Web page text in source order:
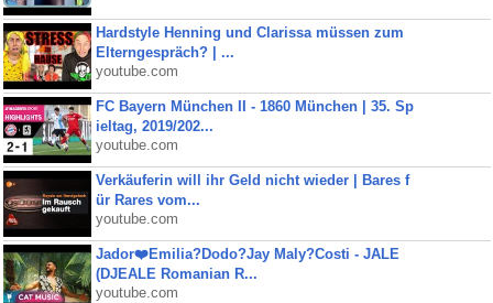
Hardstyle Henning und Clarissa müssen zum
Elterngespräch? | ...
youtube.com
FC Bayern München II - 1860 München | 35. Sp
ieltag, 2019/202...
youtube.com
Verkäuferin will ihr Geld nicht wieder | Bares f
ür Rares vom...
youtube.com
Jador❤️Emilia?Dodo?Jay Maly?Costi - JALE
(DJEALE Romanian R...
youtube.com